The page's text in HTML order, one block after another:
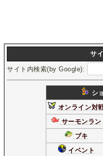
サ
サイト内検索(by Google):
シ
オンライン対
サーモンラン
ブキ
イベント